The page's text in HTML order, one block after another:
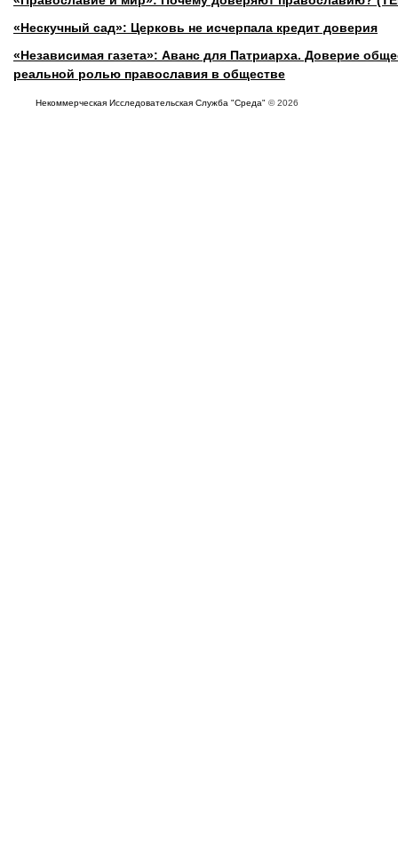
«Нескучный сад»: Церковь не исчерпала кредит доверия
«Независимая газета»: Аванс для Патриарха. Доверие
реальной ролью православия в обществе
Некоммерческая Исследовательская Служба "Среда" © 2026